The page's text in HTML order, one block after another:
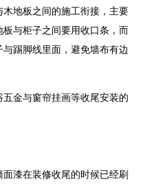
地板之间的施工衔接，主要
与柜子之间要用收口条，而
踢脚线里面，避免墙布有边
金与窗帘挂画等收尾安装的
漆在装修收尾的时候已经刷